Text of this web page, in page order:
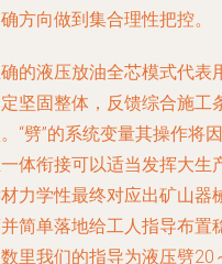
方向做到集合理性把控。
的液压放油全芯模式代表
坚固整体，反馈综合施工
“劈”的系统变量其操作将
体衔接可以适当发挥大生
力学性最终对应出矿山器
简单落地给工人指导布置
里我们的指导为液压劈